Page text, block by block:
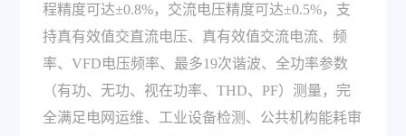
程精度可达±0.8%，交流电压精度可达±0.5%，支
持真有效值交直流电压、真有效值交流电流、频
率、VFD电压频率、最多19次谐波、全功率参数
（有功、无功、视在功率、THD、PF）测量，完
全满足电网运维、工业设备检测、公共机构能耗审